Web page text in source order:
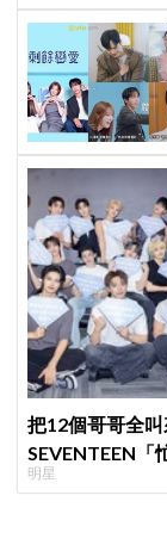
把12個哥哥全叫
SEVENTEEN「
團，全靠這件事
明星